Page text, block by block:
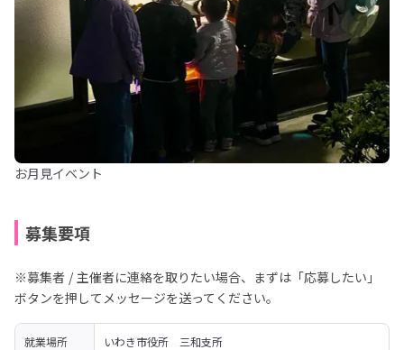
お月見イベント
募集要項
※募集者 / 主催者に連絡を取りたい場合、まずは「応募したい」
ボタンを押してメッセージを送ってください。
就業場所 いわき市役所　三和支所